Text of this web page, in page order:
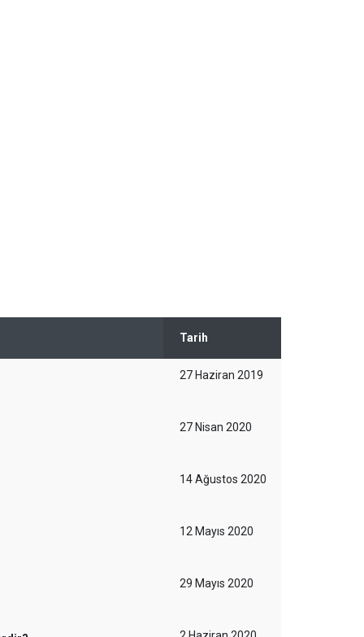
Tarih
27 Haziran 2019
27 Nisan 2020
14 Ağustos 2020
12 Mayıs 2020
29 Mayıs 2020